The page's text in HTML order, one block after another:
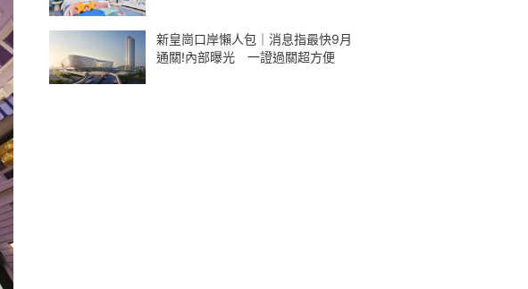
新皇崗口岸懶人包｜消息指最快9月
通關!內部曝光 一證過關超方便